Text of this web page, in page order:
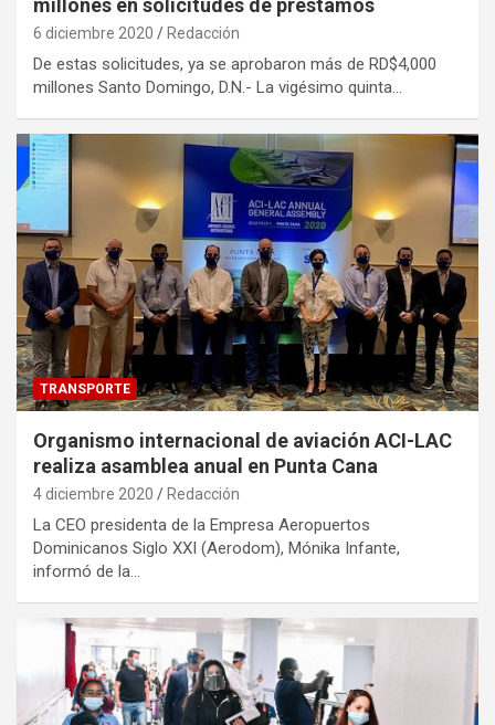
millones en solicitudes de préstamos
6 diciembre 2020 Redacción
De estas solicitudes, ya se aprobaron más de RD$4,000
millones Santo Domingo, D.N.- La vigésimo quinta…
TRANSPORTE
Organismo internacional de aviación ACI-LAC
realiza asamblea anual en Punta Cana
4 diciembre 2020 Redacción
La CEO presidenta de la Empresa Aeropuertos
Dominicanos Siglo XXI (Aerodom), Mónika Infante,
informó de la…